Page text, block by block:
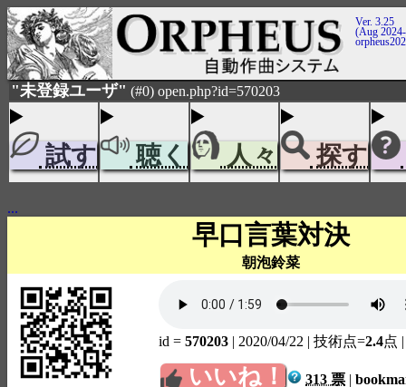
Ver. 3.25
(Aug
"未登録ユーザ" (#0) open.php?id=570203
試す 聴く 人々 探す
...
早口言葉対決
朝泡鈴菜
id = 570203 | 2020/04/22 | 技術点=2.4点
いいね！ 313 票 |